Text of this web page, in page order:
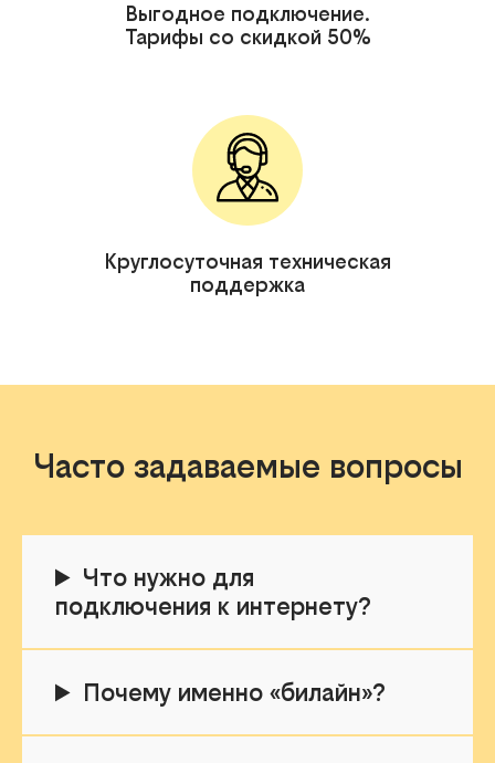
Выгодное подключение.
Тарифы со скидкой 50%
Круглосуточная техническая
поддержка
Часто задаваемые вопросы
Что нужно для
подключения к интернету?
Почему именно «билайн»?